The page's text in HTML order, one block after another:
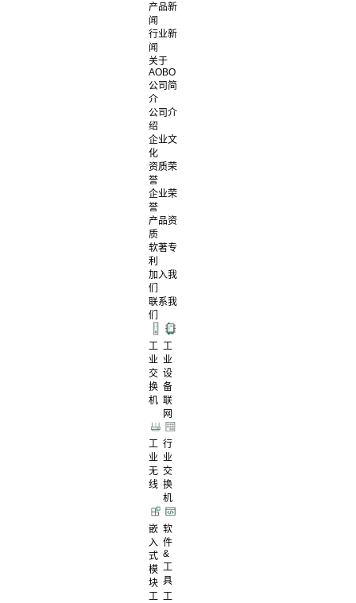
产品新
闻
行业新
闻
关于
AOBO
公司简
介
公司介
绍
企业文
化
资质荣
誉
企业荣
誉
产品资
质
软著专
利
加入我
们
联系我
们
工
业
交
换
机
工
业
设
备
联
网
工
业
无
线
行
业
交
换
机
嵌
入
式
模
块
软
件
&
工
具
工 工